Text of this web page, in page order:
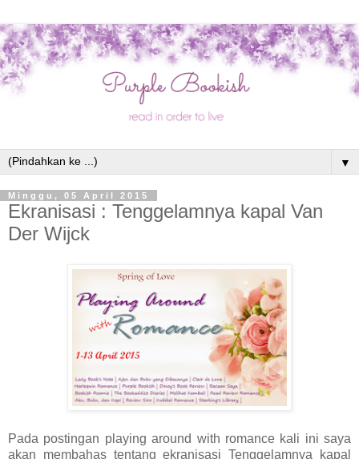
▼
Minggu, 05 April 2015
Ekranisasi : Tenggelamnya kapal Van
Der Wijck
Pada postingan playing around with romance kali ini saya
akan membahas tentang ekranisasi Tenggelamnya kapal